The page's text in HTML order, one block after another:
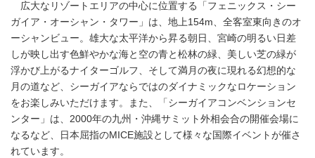
広大なリゾートエリアの中心に位置する「フェニックス・シー
ガイア・オーシャン・タワー」は、地上154m、全客室東向きのオ
ーシャンビュー。雄大な太平洋から昇る朝日、宮崎の明るい日差
しが映し出す色鮮やかな海と空の青と松林の緑、美しい芝の緑が
浮かび上がるナイターゴルフ、そして満月の夜に現れる幻想的な
月の道など、シーガイアならではのダイナミックなロケーション
をお楽しみいただけます。また、「シーガイアコンベンションセ
ンター」は、2000年の九州・沖縄サミット外相会合の開催会場に
なるなど、日本屈指のMICE施設として様々な国際イベントが催さ
れています。